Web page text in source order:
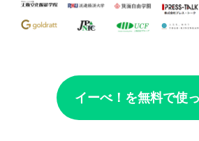
イーべ！を無料で使